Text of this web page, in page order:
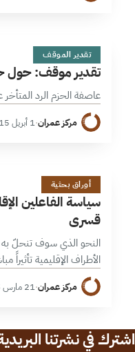
ت1 دقائق
تقدير الموقف
تقدير موقف: حول
عاصفة الحزم الرد المتأخر
مركز عمران·1 أبريل 2015
س1 دقائق
أوراق بحثية
سياسة الفاعلين
قسري
النحو الذي سوف تنحلّ به
الأطراف الإقليمية
خيارات متضاربة تجبره
مركز عمران·21 مارس 2015
اشترك في نشرتنا